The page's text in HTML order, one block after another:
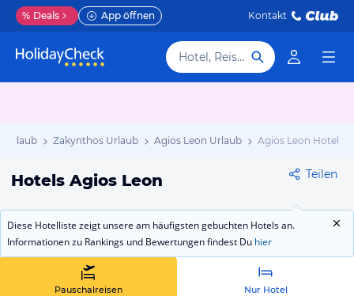
% Deals App öffnen Kontakt
Hotel, Reiseziel
Urlaub Zakynthos Urlaub Agios Leon Urlaub Agios Leon Hotels
Hotels Agios Leon Teilen
Diese Hotelliste zeigt unsere am häufigsten gebuchten Hotels an.
Informationen zu Rankings und Bewertungen findest Du hier
Pauschalreisen Nur Hotel